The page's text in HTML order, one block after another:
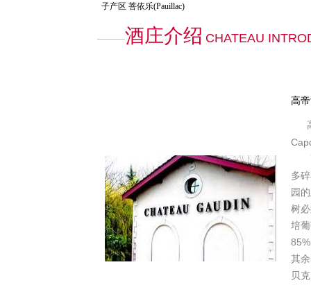
子产区 菩依乐(Pauillac)
酒庄介绍 CHATEAU
高帝
多
园
树
培
其
贝